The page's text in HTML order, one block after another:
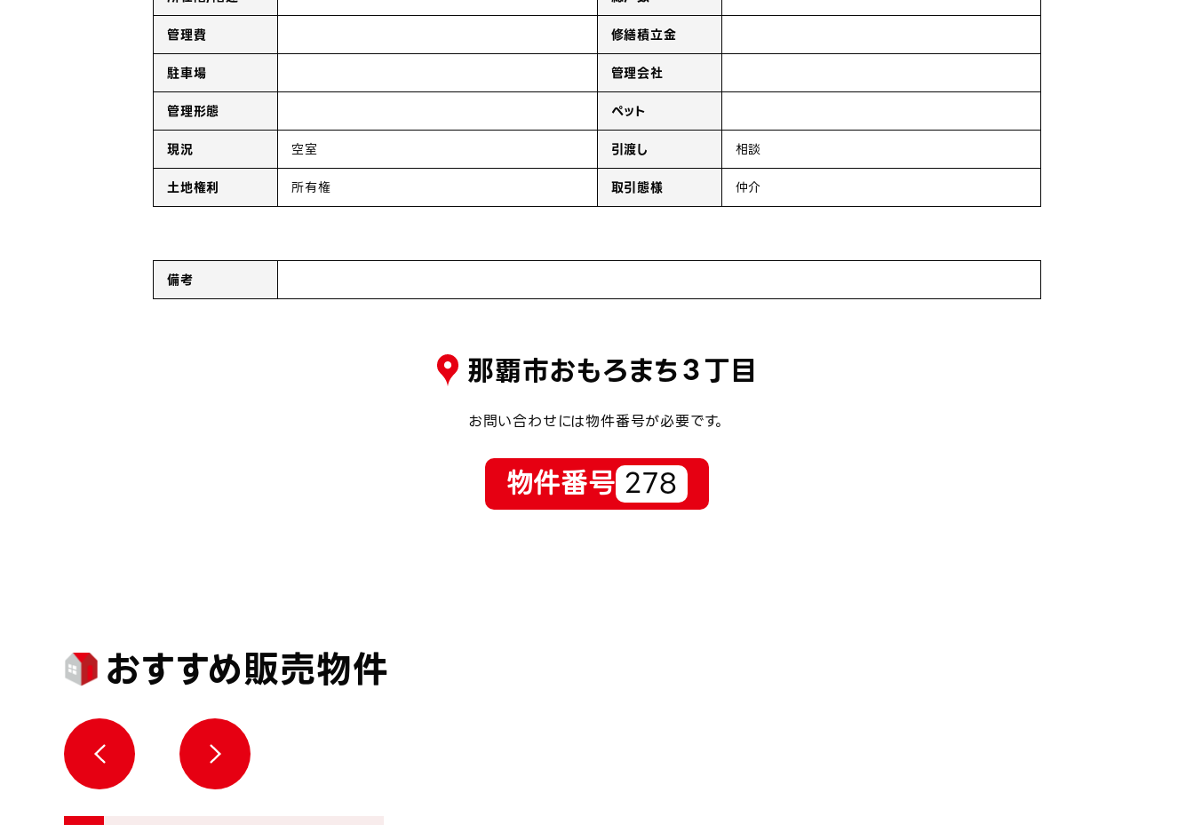
管理費
修繕積立金
駐車場
管理会社
管理形態
ペット
現況
空室 引渡し
相談
土地権利
所有権 取引態様 仲介
備考
那覇市おもろまち３丁目
お問い合わせには物件番号が必要です。
物件番号 278
おすすめ販売物件